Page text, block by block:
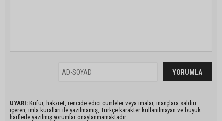
UYARI: Küfür, hakaret, rencide edici cümleler veya imalar, inançlara saldırı
içeren, imla kuralları ile yazılmamış, Türkçe karakter kullanılmayan ve büyük
harflerle yazılmış yorumlar onaylanmamaktadır.